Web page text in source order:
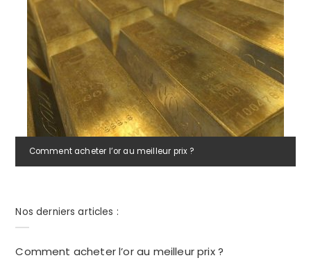
Comment acheter l’or au meilleur prix ?
Nos derniers articles :
Comment acheter l’or au meilleur prix ?